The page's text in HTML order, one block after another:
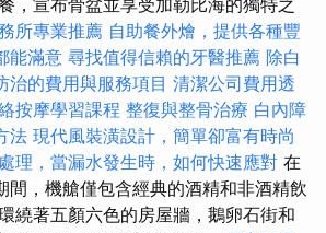
，宣布骨盆並享受加勒比海的獨特之
所專業推薦 自助餐外燴，提供各種豐
能滿意 尋找值得信賴的牙醫推薦 除白
治的費用與服務項目 清潔公司費用透
按摩學習課程 整復與整骨治療 白內障
法 現代風裝潢設計，簡單卻富有時尚
理，當漏水發生時，如何快速應對 在
間，機艙僅包含經典的酒精和非酒精飲
繞著五顏六色的房屋牆，鵝卵石街和